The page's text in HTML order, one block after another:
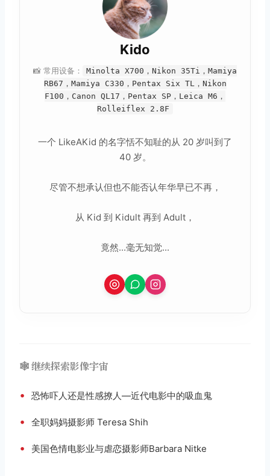
Kido
📸 常用设备：
Minolta X700，Nikon 35Ti，Mamiya
RB67，Mamiya C330，Pentax Six TL，Nikon
F100，Canon QL17，Pentax SP，Leica M6，
Rolleiflex 2.8F
一个 LikeAKid 的名字恬不知耻的从 20 岁叫到了
40 岁。
尽管不想承认但也不能否认年华早已不再，
从 Kid 到 Kidult 再到 Adult，
竟然...毫无知觉...
🕸️ 继续探索影像宇宙
• 恐怖吓人还是性感撩人—近代电影中的吸血鬼
• 全职妈妈摄影师 Teresa Shih
• 美国色情电影业与虐恋摄影师Barbara Nitke